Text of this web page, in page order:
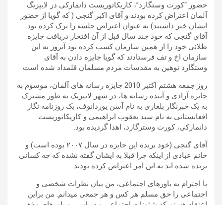
حضور “کورت وستگارد”، کاریکاتوریست دانمارکی در لایپزیگ
آلمان اعتراض کرده بودند و آقای اکبر گنجی ( که گویا از حضور
ایشان خبر داشتند) به عنوان اعتراض جلسه را ترک کرده‌ بود.
آقای گنجی که خود چند سال قبل از آن افتخار دریافت جایزه
طلائی خود را از همین سازمان کسب کرده بود آنروز به این
سازمان اخ و تف فرستادند که گویا جایزه دادن به آقای
وستگارد توهین به مقدسات مردم مسلمان قلمداد شده است.
روز جمعه هشتم اکتبر 2010 جایزه رسانه های آلمان، موسوم به
جایزه آزادی و آینده رسانه ها، در شهر لایپزیک به طور مشترک
به یک خبرنگار بلغاری به نام آسن یوردانوف، یک روزنامه نگار
افغانستانی به نام سید یعقوب ابراهیمی و کاریکاتوریست
دانمارکی، کورت وسترگارد، اهدا گردیده بود.
آقای گنجی (خود برنده این جایزه در سال ۲۰۰۷ بوده است) و
خانم عبادی از اینکه چرا قبلا به ایشان گفته نشده که چه کسانی‌
برنده شده اند به این امر اعتراض کرده بودند.
با احترام به باور‌های اجتماعی، من بیان نظرات شخصی‌ و
اجتماعی را حق مسلم هر کس و هر جمعی‌ میدانم. من براین